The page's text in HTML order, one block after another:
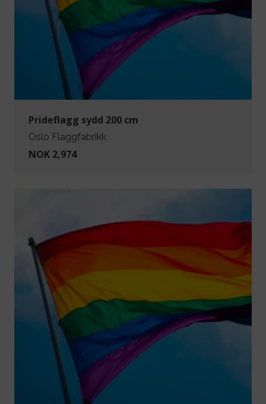
Prideflagg sydd 200 cm
Oslo Flaggfabrikk
NOK 2,974